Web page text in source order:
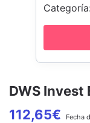
DWS Invest
112,65€ Fecha
Categoría:
EUR